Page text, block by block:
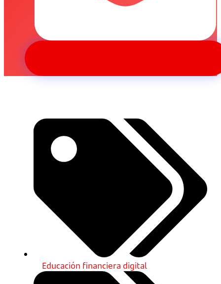
Educación financiera digital